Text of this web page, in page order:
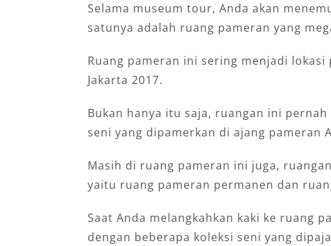
Selama museum tour, Anda akan
satunya adalah ruang pameran yang
Ruang pameran ini sering menjadi
Jakarta 2017.
Bukan hanya itu saja, ruangan ini
seni yang dipamerkan di ajang pameran
Masih di ruang pameran ini juga,
yaitu ruang pameran permanen dan
Saat Anda melangkahkan kaki ke ruang
dengan beberapa koleksi seni yang